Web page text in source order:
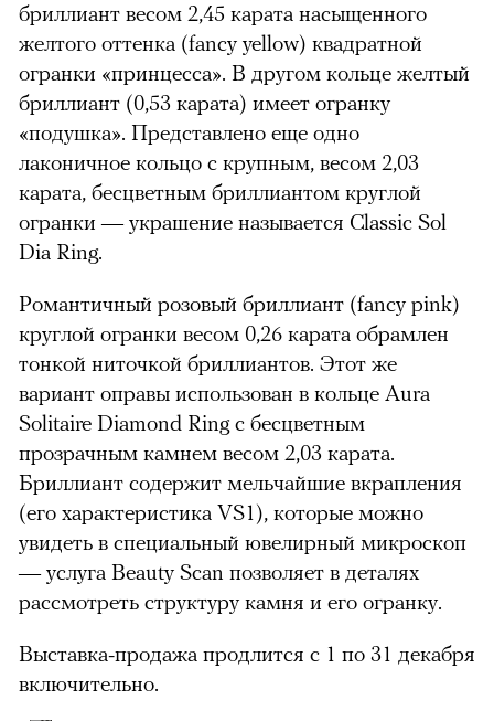
бриллиант весом 2,45 карата насыщенного
желтого оттенка (fancy yellow) квадратной
огранки «принцесса». В другом кольце желтый
бриллиант (0,53 карата) имеет огранку
«подушка». Представлено еще одно
лаконичное кольцо с крупным, весом 2,03
карата, бесцветным бриллиантом круглой
огранки — украшение называется Classic Sol
Dia Ring.
Романтичный розовый бриллиант (fancy pink)
круглой огранки весом 0,26 карата обрамлен
тонкой ниточкой бриллиантов. Этот же
вариант оправы использован в кольце Aura
Solitaire Diamond Ring с бесцветным
прозрачным камнем весом 2,03 карата.
Бриллиант содержит мельчайшие вкрапления
(его характеристика VS1), которые можно
увидеть в специальный ювелирный микроскоп
— услуга Beauty Scan позволяет в деталях
рассмотреть структуру камня и его огранку.
Выставка-продажа продлится с 1 по 31 декабря
включительно.